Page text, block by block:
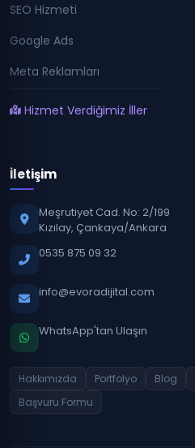
SEO Hizmeti
Google Ads
Meta Reklamları
Hizmet Verdiğimiz İller
İletişim
Meşrutiyet Cad. No: 2/199
Kızılay, Çankaya/Ankara
0535 875 09 32
info@evoradijital.com
WhatsApp'tan Ulaşın
Hakkımızda Portfolyo Blog
Başvuru Formu